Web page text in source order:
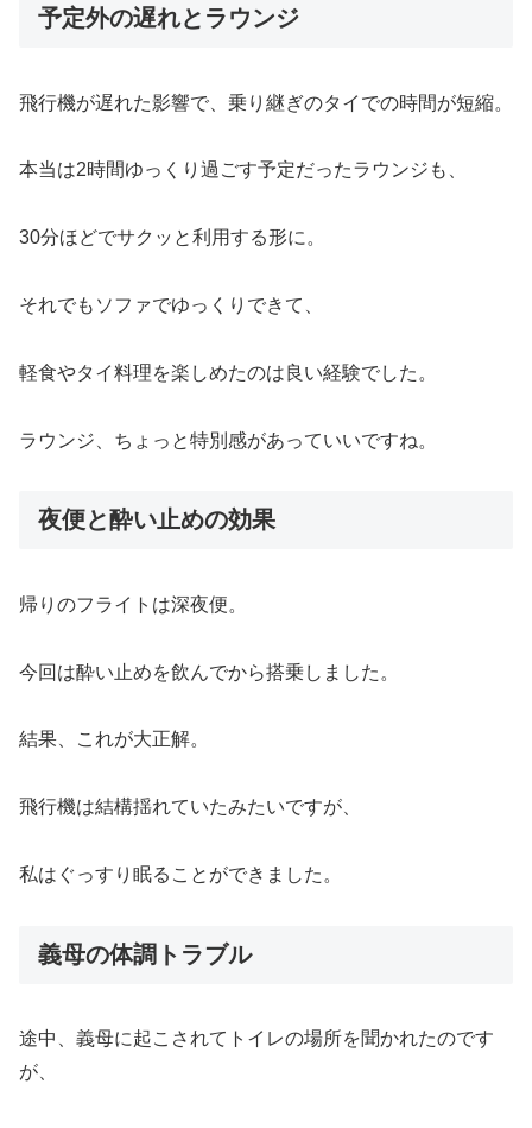
予定外の遅れとラウンジ
飛行機が遅れた影響で、乗り継ぎのタイでの時間が短縮。
本当は2時間ゆっくり過ごす予定だったラウンジも、
30分ほどでサクッと利用する形に。
それでもソファでゆっくりできて、
軽食やタイ料理を楽しめたのは良い経験でした。
ラウンジ、ちょっと特別感があっていいですね。
夜便と酔い止めの効果
帰りのフライトは深夜便。
今回は酔い止めを飲んでから搭乗しました。
結果、これが大正解。
飛行機は結構揺れていたみたいですが、
私はぐっすり眠ることができました。
義母の体調トラブル
途中、義母に起こされてトイレの場所を聞かれたのです
が、